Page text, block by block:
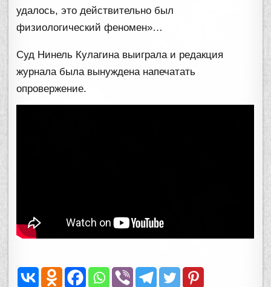
удалось, это действительно был
физиологический феномен»…
Суд Нинель Кулагина выиграла и редакция
журнала была вынуждена напечатать
опровержение.